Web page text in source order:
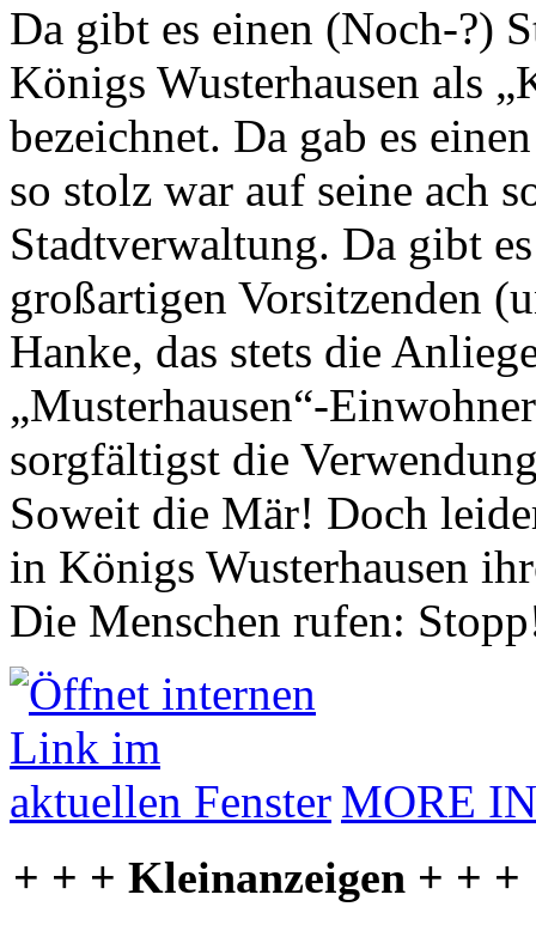
Da gibt es einen (Noch-?)
Königs Wusterhausen als
bezeichnet. Da gab es
so stolz war auf seine ach
Stadtverwaltung. Da gibt
großartigen Vorsitzenden
Hanke, das stets die
„Musterhausen“-
sorgfältigst die
Soweit die Mär! Doch
in Königs Wusterhausen
Die Menschen rufen:
MORE
+ + + Kleinanzeigen + + +